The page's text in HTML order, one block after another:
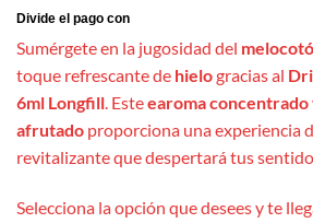
desde
4,90 €
hasta
13,90 €
Sumérgete en la jugosidad del
toque refrescante de hielogracias al
6ml Longfill. Esteearoma concentrado
afrutado proporciona una experiencia
revitalizante que despertará tus
Selecciona la opción que desees y te